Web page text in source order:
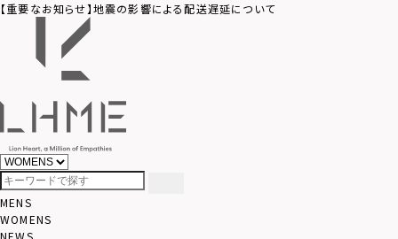
【重要なお知らせ】地震の影響による配送遅延について
MENS
WOMENS
NEWS